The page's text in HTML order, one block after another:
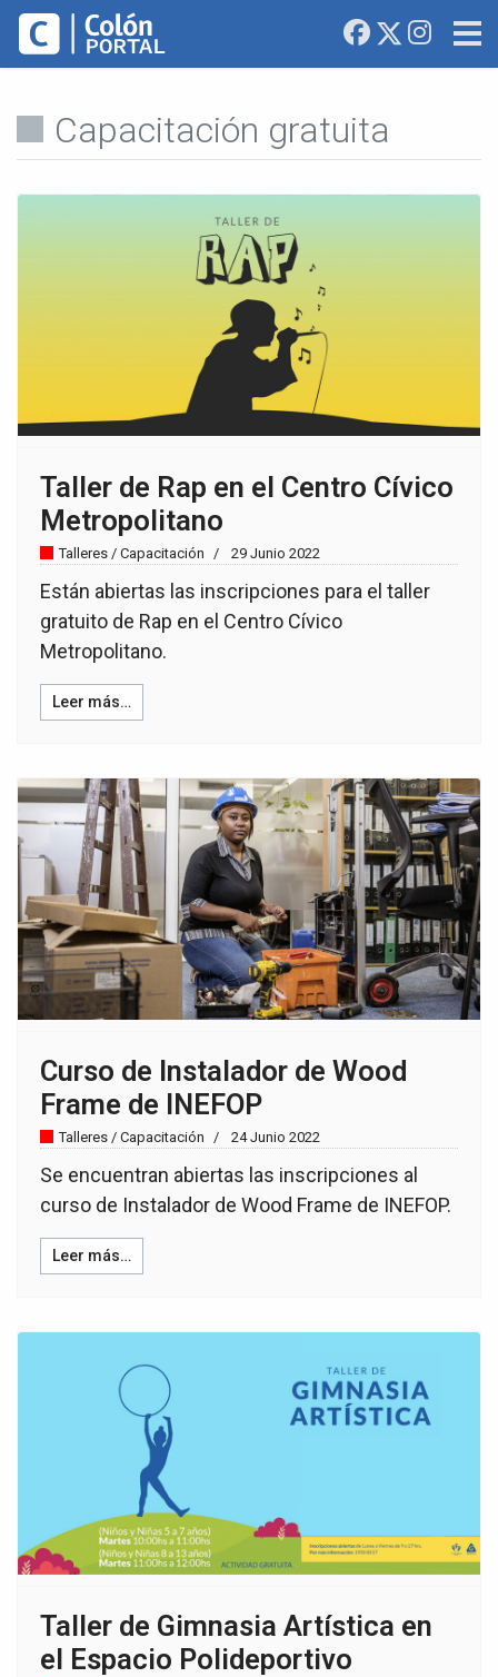
Capacitación gratuita
Taller de Rap en el Centro Cívico
Metropolitano
Talleres / Capacitación 29 Junio 2022
Están abiertas las inscripciones para el taller
gratuito de Rap en el Centro Cívico
Metropolitano.
Leer más…
Curso de Instalador de Wood
Frame de INEFOP
Talleres / Capacitación 24 Junio 2022
Se encuentran abiertas las inscripciones al
curso de Instalador de Wood Frame de INEFOP.
Leer más…
Taller de Gimnasia Artística en
el Espacio Polideportivo